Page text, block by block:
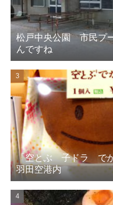
松戸中央公園 市民プ
んですね
「空とぶ 子ドラ で
羽田空港内